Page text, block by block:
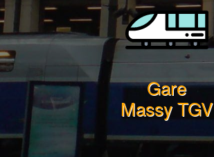
Gare
Massy TGV